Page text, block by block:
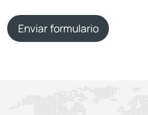
Enviar formulario